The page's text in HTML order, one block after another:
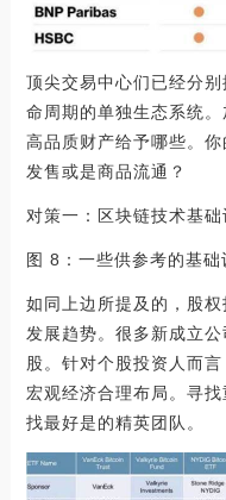
顶尖交易中心们已经分
命周期的单独生态系统
高品质财产给予哪些。你
发售或是商品流通？
对策一：区块链技术基
图 8：一些供参考的基础
如同上边所提及的，股
发展趋势。很多新成立
股。针对个股投资人而
宏观经济合理布局。寻
找最好是的精英团队。